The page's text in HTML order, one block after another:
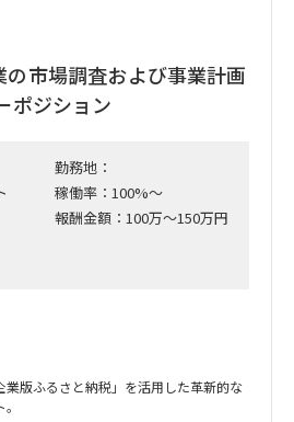
市場調査および事業計画
ポジション
勤務地：
稼働率：100%～
報酬金額：100万～150万円
業版ふるさと納税」を活用した革新的な